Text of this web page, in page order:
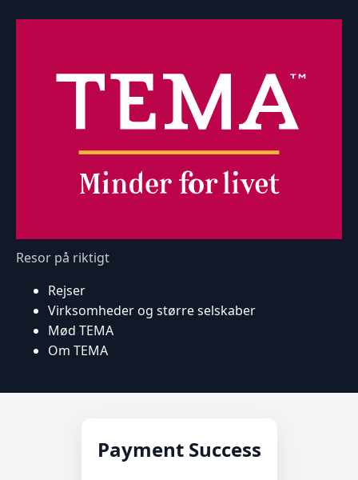
Resor på riktigt
Rejser
Virksomheder og større selskaber
Mød TEMA
Om TEMA
Payment Success